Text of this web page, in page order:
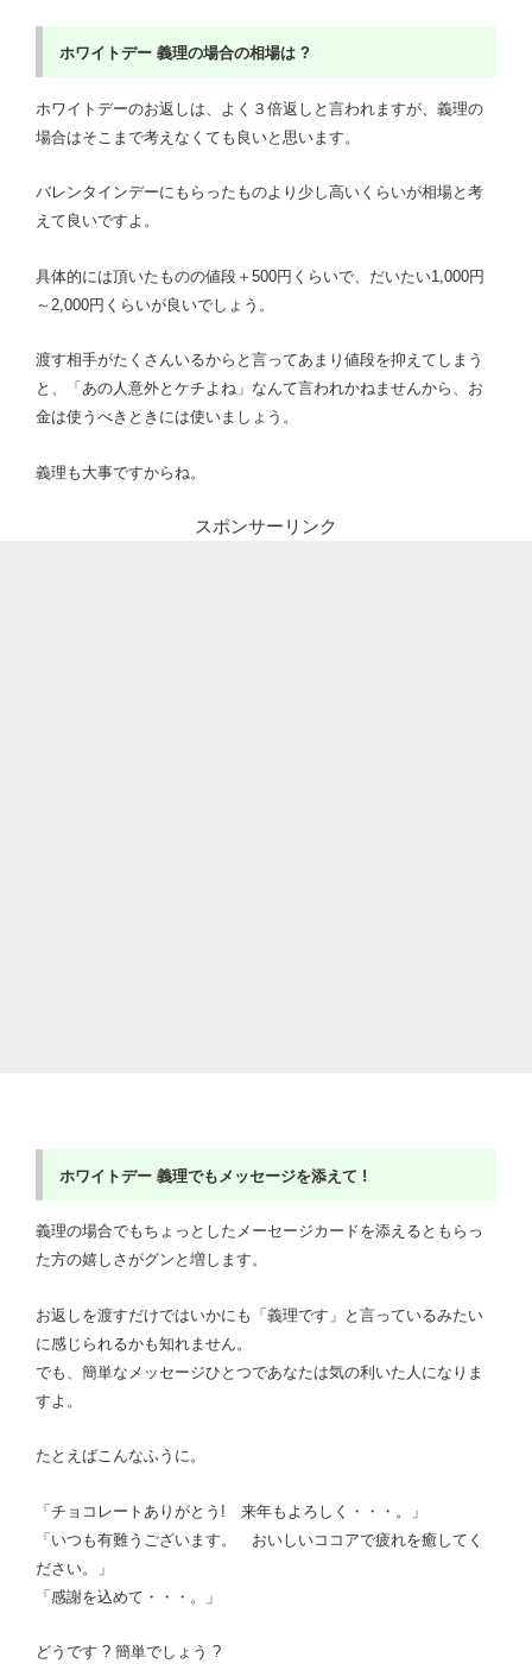
ホワイトデー 義理の場合の相場は ?
ホワイトデーのお返しは、よく３倍返しと言われますが、義理の
場合はそこまで考えなくても良いと思います。
バレンタインデーにもらったものより少し高いくらいが相場と考
えて良いですよ。
具体的には頂いたものの値段＋500円くらいで、だいたい1,000円
～2,000円くらいが良いでしょう。
渡す相手がたくさんいるからと言ってあまり値段を抑えてしまう
と、「あの人意外とケチよね」なんて言われかねませんから、お
金は使うべきときには使いましょう。
義理も大事ですからね。
スポンサーリンク
ホワイトデー 義理でもメッセージを添えて !
義理の場合でもちょっとしたメーセージカードを添えるともらっ
た方の嬉しさがグンと増します。
お返しを渡すだけではいかにも「義理です」と言っているみたい
に感じられるかも知れません。
でも、簡単なメッセージひとつであなたは気の利いた人になりま
すよ。
たとえばこんなふうに。
「チョコレートありがとう! 来年もよろしく・・・。」
「いつも有難うございます。 おいしいココアで疲れを癒してく
ださい。」
「感謝を込めて・・・。」
どうです ? 簡単でしょう ?